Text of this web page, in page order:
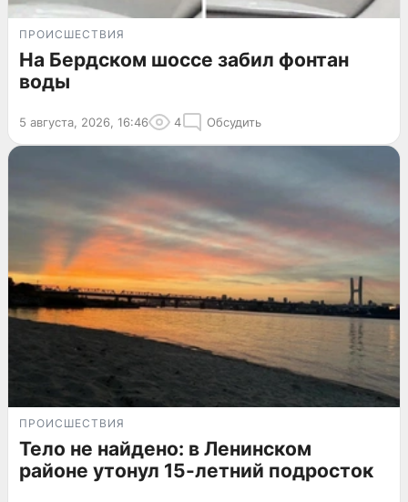
ПРОИСШЕСТВИЯ
На Бердском шоссе забил фонтан
воды
5 августа, 2026, 16:46 4 Обсудить
ПРОИСШЕСТВИЯ
Тело не найдено: в Ленинском
районе утонул 15-летний подросток